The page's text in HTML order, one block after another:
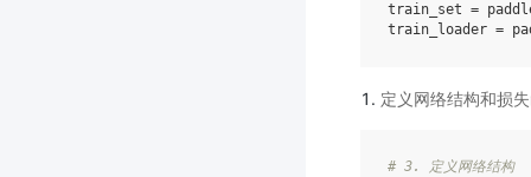
train_set =
train_loader =
定义网络结构和损
# 3. 定义网络结构